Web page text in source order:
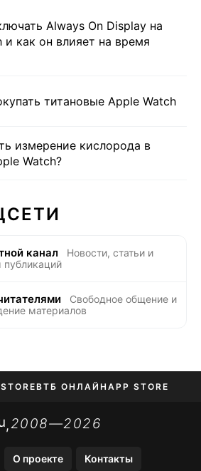
Always On Display на
и как он влияет на время
титановые Apple Watch
измерение кислорода в
Watch?
канал
Новости, статьи и
публикаций
Свободное общение и
материалов
ВТБ ОНЛАЙН APP STORE
И BIP
,2008—2026
О проекте Контакты